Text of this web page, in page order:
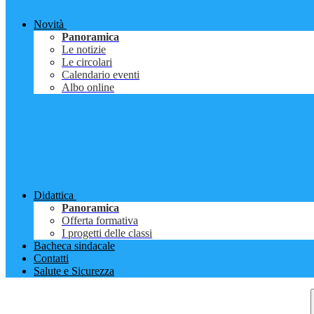
Novità
Panoramica
Le notizie
Le circolari
Calendario eventi
Albo online
Didattica
Panoramica
Offerta formativa
I progetti delle classi
Bacheca sindacale
Contatti
Salute e Sicurezza